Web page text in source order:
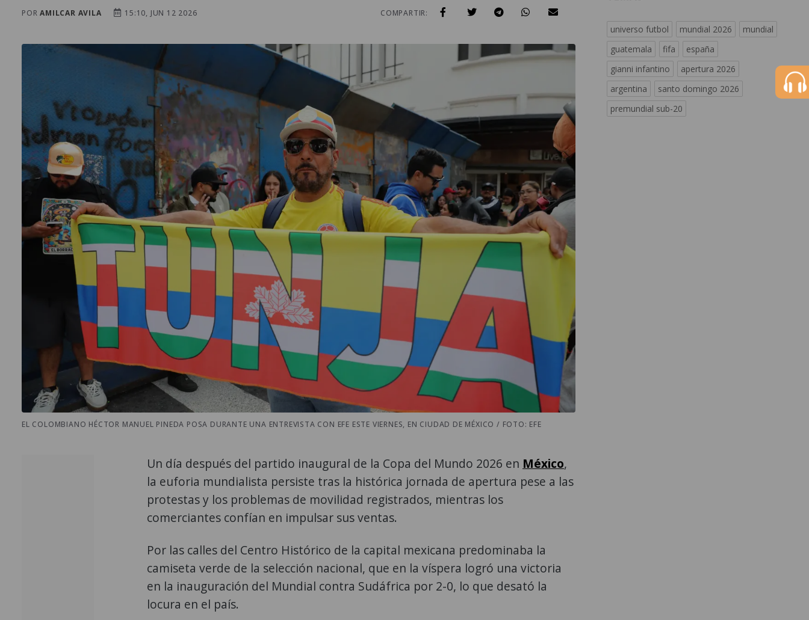
PORAMILCAR AVILA 15:10, JUN 12 2026 COMPARTIR:
EL COLOMBIANO HÉCTOR MANUEL PINEDA POSA DURANTE UNA ENTREVISTA CON EFE ESTE VIERNES, EN CIUDAD DE MÉXICO / FOTO: EFE
Un día después del partido inaugural de la Copa del Mundo 2026 en México,
la euforia mundialista persiste tras la histórica jornada de apertura pese a las
protestas y los problemas de movilidad registrados, mientras los
comerciantes confían en impulsar sus ventas.
Por las calles del Centro Histórico de la capital mexicana predominaba la
camiseta verde de la selección nacional, que en la víspera logró una victoria
en la inauguración del Mundial contra Sudáfrica por 2-0, lo que desató la
locura en el país.
universo futbol mundial 2026
mundial
guatemala
fifa
españa
gianni infantino
apertura 2026
argentina
santo domingo 2026
premundial sub-20